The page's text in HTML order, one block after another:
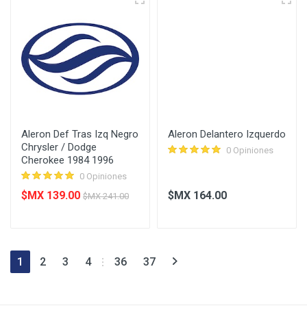
Aleron Def Tras Izq Negro
Chrysler / Dodge
Cherokee 1984 1996
0 Opiniones
$MX 139.00 $MX 241.00
Aleron Delantero Izquerdo
0 Opiniones
$MX 164.00
1 2 3 4 36 37